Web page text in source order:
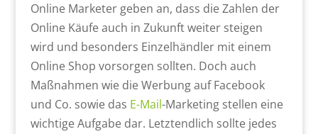
Online Marketer geben an, dass die Zahlen der
Online Käufe auch in Zukunft weiter steigen
wird und besonders Einzelhändler mit einem
Online Shop vorsorgen sollten. Doch auch
Maßnahmen wie die Werbung auf Facebook
und Co. sowie das E-Mail-Marketing stellen eine
wichtige Aufgabe dar. Letztendlich sollte jedes